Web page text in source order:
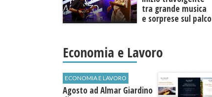
tra grande musica
e sorprese sul palco
Economia e Lavoro
ECONOMIA E LAVORO
Agosto ad Almar Giardino